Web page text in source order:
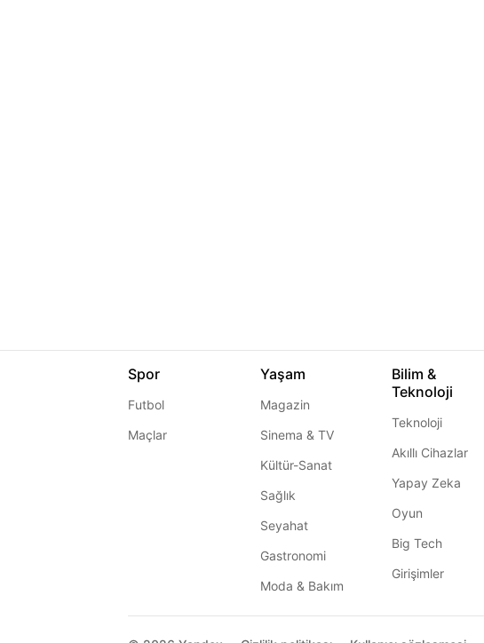
Spor
Futbol
Maçlar
Yaşam
Magazin
Sinema & TV
Kültür-Sanat
Sağlık
Seyahat
Gastronomi
Moda & Bakım
Bilim &
Teknoloji
Teknoloji
Akıllı Cihazlar
Yapay Zeka
Oyun
Big Tech
Girişimler